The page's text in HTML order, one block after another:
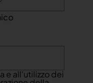
e all'utilizzo dei